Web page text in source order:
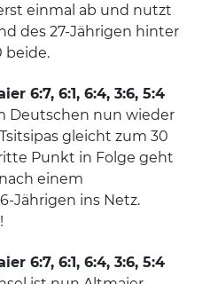
einmal ab und nutzt
des 27-Jährigen hinter
beide.
6:7, 6:1, 6:4, 3:6, 5:4
Deutschen nun wieder
gleicht zum 30
Punkt in Folge geht
einem
Jährigen ins Netz.
6:7, 6:1, 6:4, 3:6, 5:4